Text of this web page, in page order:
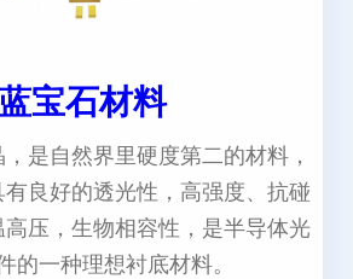
宝石材料
是自然界里硬度第二的材料，
良好的透光性，高强度、抗碰
压，生物相容性，是半导体光
的一种理想衬底材料。